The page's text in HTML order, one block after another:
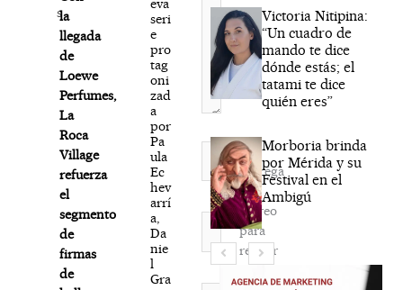
sla
llegada
de
Loewe
Perfumes,
La
Roca
Village
refuerza
el
segmento
de
firmas
de
eva
seri
e
pro
tag
oni
zad
a
por
Pa
ula
Ec
hev
arrí
a,
Da
nie
l
Gra
Nombre*
Correo
electrónico*
Agréga
mi
correo
para
recibir
la
Victoria Nitipina:
“Un cuadro de
mando te dice
dónde estás; el
tatami te dice
quién eres”
Morboria brinda
por Mérida y su
Festival en el
Ambigú